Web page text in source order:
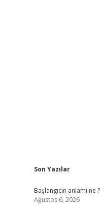
Sidebar
Son Yazılar
Başlangıcın anlamı ne ?
Ağustos 6, 2026
betexper giriş